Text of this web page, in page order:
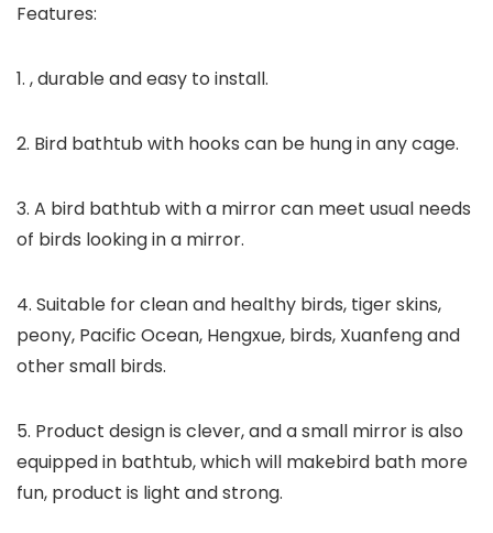
Features:
1. , durable and easy to install.
2. Bird bathtub with hooks can be hung in any cage.
3. A bird bathtub with a mirror can meet usual needs
of birds looking in a mirror.
4. Suitable for clean and healthy birds, tiger skins,
peony, Pacific Ocean, Hengxue, birds, Xuanfeng and
other small birds.
5. Product design is clever, and a small mirror is also
equipped in bathtub, which will makebird bath more
fun, product is light and strong.